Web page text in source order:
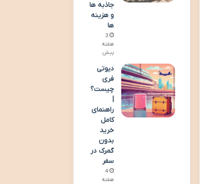
جاذبه ها
و هزینه
ها
3
هفته
پیش
دیوتی
فری
چیست؟
|
راهنمای
کامل
خرید
بدون
گمرک در
سفر
4
هفته